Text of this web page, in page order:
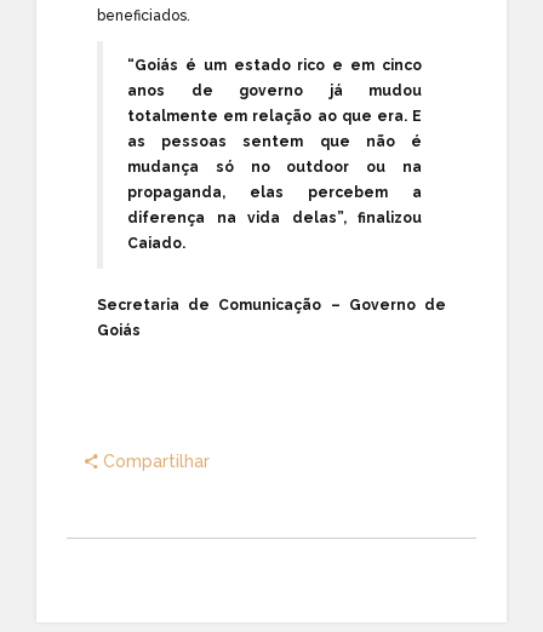
beneficiados.
“Goiás é um estado rico e em cinco
anos de governo já mudou
totalmente em relação ao que era. E
as pessoas sentem que não é
mudança só no outdoor ou na
propaganda, elas percebem a
diferença na vida delas”, finalizou
Caiado.
Secretaria de Comunicação – Governo de
Goiás
Compartilhar